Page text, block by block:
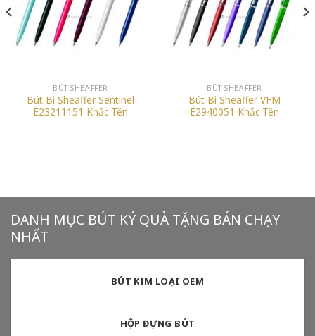
BÚT SHEAFFER
Bút Bi Sheaffer Sentinel
E23211151 Khắc Tên
BÚT SHEAFFER
Bút Bi Sheaffer VFM
E2940051 Khắc Tên
DANH MỤC BÚT KÝ QUÀ TẶNG BÁN CHẠY
NHẤT
BÚT KIM LOẠI OEM
HỘP ĐỰNG BÚT